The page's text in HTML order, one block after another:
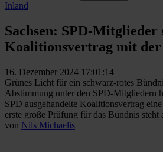
Inland
Sachsen: SPD-
Koalitionsvertrag mit
16. Dezember 2024 17:01:14
Grünes Licht für ein schwarz-rotes
Abstimmung unter den SPD-Mitgliedern
SPD ausgehandelte Koalitionsvertrag
erste große Prüfung für das Bündnis steht
von Nils Michaelis